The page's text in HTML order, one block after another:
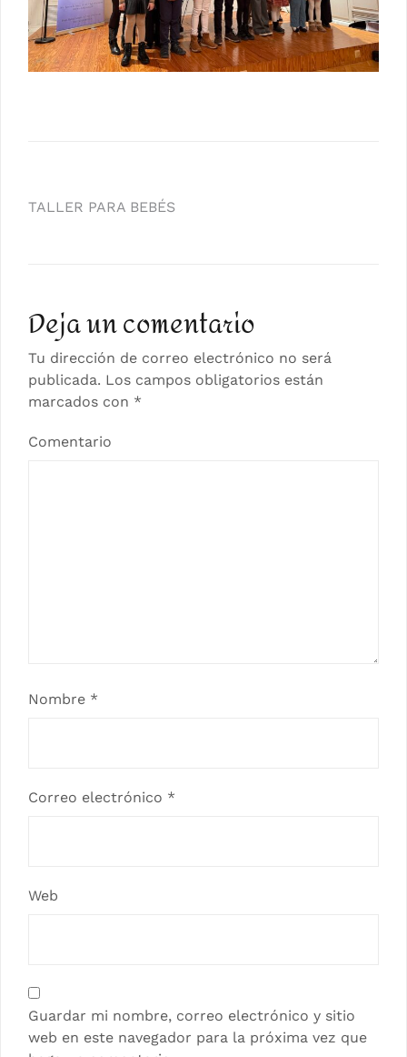
Navegación
TALLER PARA BEBÉS
Deja un comentario
Tu dirección de correo electrónico no será
publicada. Los campos obligatorios están
marcados con *
Comentario
Nombre *
Correo electrónico *
Web
Guardar mi nombre, correo electrónico y sitio
web en este navegador para la próxima vez que